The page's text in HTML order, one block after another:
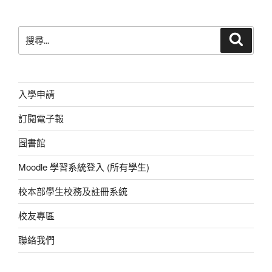
b
o
k
A
p
at n
g
尋
字:
入學申請
訂閱電子報
圖書館
Moodle 學習系統登入 (所有學生)
校本部學生校務及註冊系統
校友專區
聯絡我們